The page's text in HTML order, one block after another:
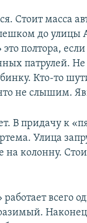
Стоит масса
до улицы
полтора, если
патрулей.
Кто-то
не слышим.
В придачу к
Улица
колонну.
всего